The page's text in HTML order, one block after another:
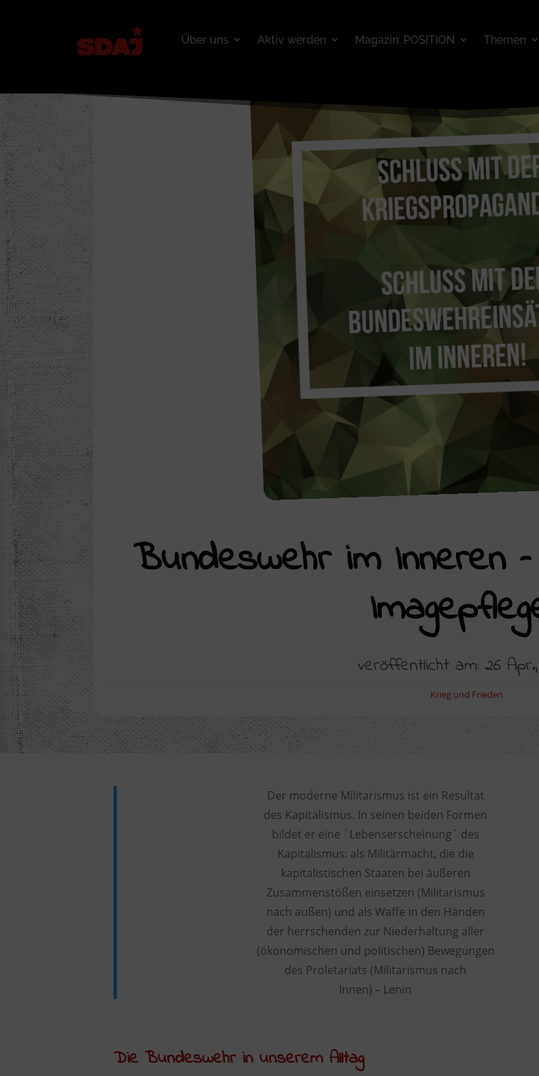
Über uns Aktiv werden Magazin: POSITION Themen
Bundeswehr im Inneren
veröffentlicht am: 26
Krieg und Frieden
Der moderne Militarismus ist ein Resultat
des Kapitalismus. In seinen beiden Formen
bildet er eine ´Lebenserscheinung` des
Kapitalismus: als Militärmacht, die die
kapitalistischen Staaten bei äußeren
Zusammenstößen einsetzen (Militarismus
nach außen) und als Waffe in den Händen
der herrschenden zur Niederhaltung aller
(ökonomischen und politischen) Bewegungen
des Proletariats (Militarismus nach
Innen) – Lenin
Die Bundeswehr in unserem Alltag